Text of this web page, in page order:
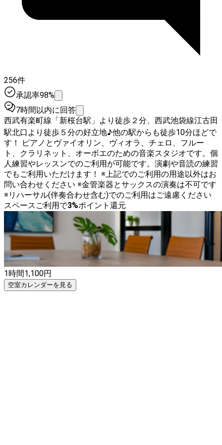
256件
承認率98%
7時間以内に回答
西武有楽町線「新桜台駅」より徒歩２分、西武池袋線江古田
駅北口より徒歩５分の好立地♪他の駅からも徒歩10分ほどで
す！ ピアノとヴァイオリン、ヴィオラ、チェロ、フルー
ト、クラリネット、オーボエのための音楽スタジオです。個
人練習やレッスンでのご利用が可能です。演劇や音読の練習
でもご利用いただけます！ ※上記でのご利用の用途以外はお
問い合わせください ※金管楽器とサックスの演奏は不可です
※リハーサル(伴奏合わせ含む)でのご利用はご遠慮ください
スペースご利用で3%ポイント還元
1時間1,100円
空室カレンダーを見る